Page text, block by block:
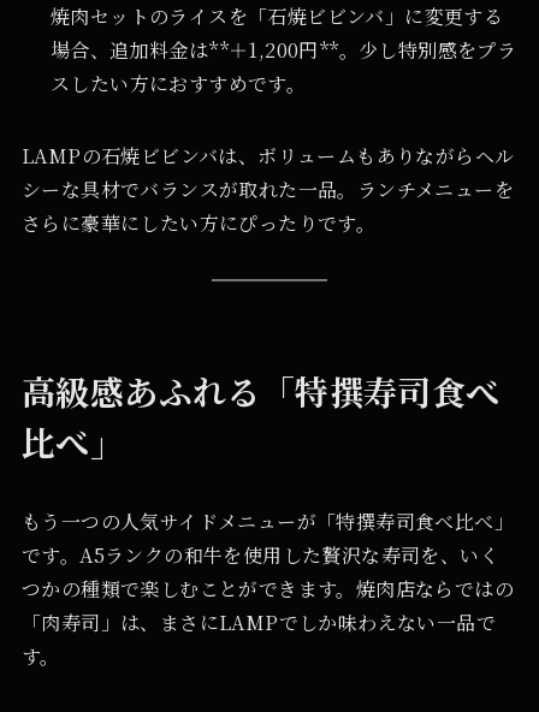
焼肉セットのライスを「石焼ビビンバ」に変更する
場合、追加料金は**＋1,200円**。少し特別感をプラ
スしたい方におすすめです。
LAMPの石焼ビビンバは、ボリュームもありながらヘル
シーな具材でバランスが取れた一品。ランチメニューを
さらに豪華にしたい方にぴったりです。
高級感あふれる「特撰寿司食べ
比べ」
もう一つの人気サイドメニューが「特撰寿司食べ比べ」
です。A5ランクの和牛を使用した贅沢な寿司を、いく
つかの種類で楽しむことができます。焼肉店ならではの
「肉寿司」は、まさにLAMPでしか味わえない一品で
す。